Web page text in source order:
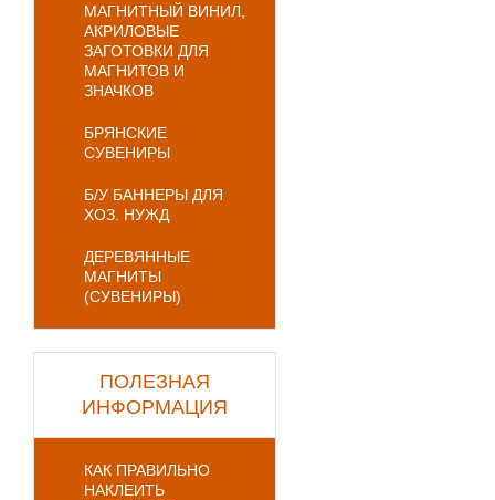
МАГНИТНЫЙ ВИНИЛ,
АКРИЛОВЫЕ
ЗАГОТОВКИ ДЛЯ
МАГНИТОВ И
ЗНАЧКОВ
БРЯНСКИЕ
СУВЕНИРЫ
Б/У БАННЕРЫ ДЛЯ
ХОЗ. НУЖД
ДЕРЕВЯННЫЕ
МАГНИТЫ
(СУВЕНИРЫ)
ПОЛЕЗНАЯ
ИНФОРМАЦИЯ
КАК ПРАВИЛЬНО
НАКЛЕИТЬ